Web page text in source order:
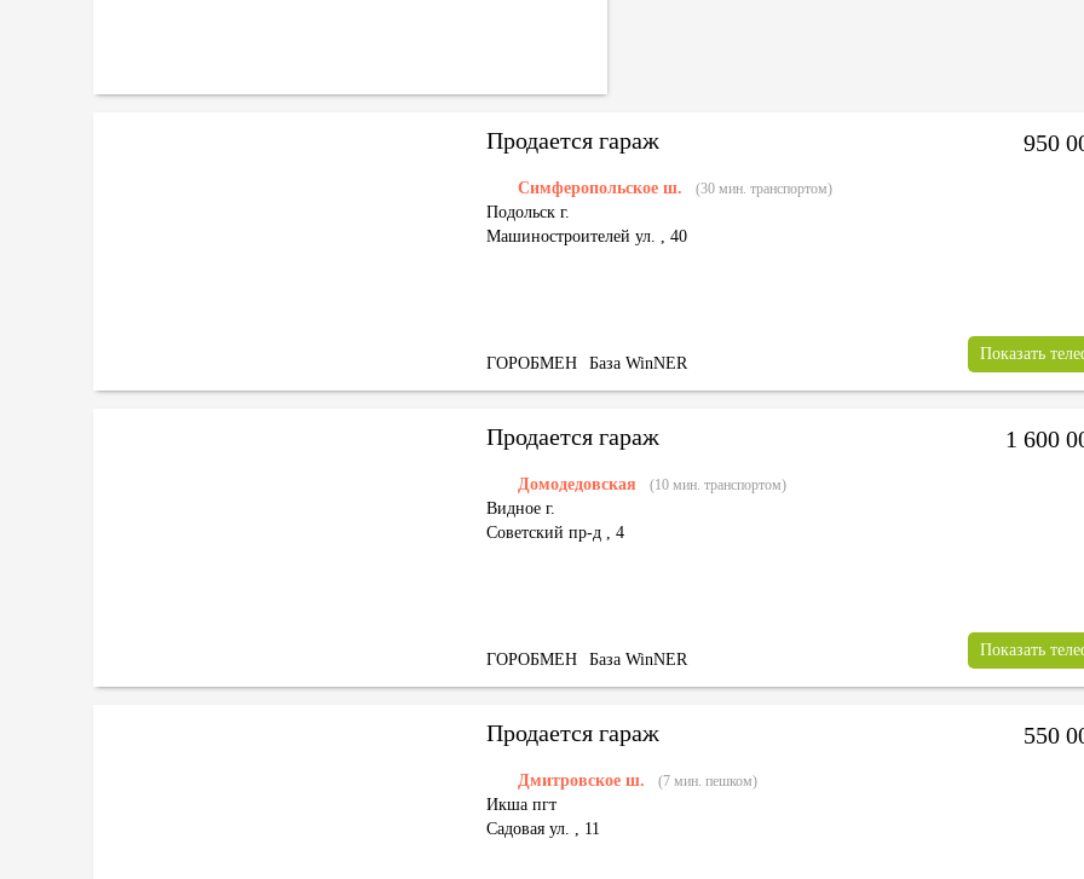
Продается гараж
Симферопольское ш. (30 мин. транспортом)
Подольск г.
Машиностроителей ул. , 40
950
ГОРОБМЕН База WinNER
Показать
Продается гараж
Домодедовская (10 мин. транспортом)
Видное г.
Советский пр-д , 4
1 600
ГОРОБМЕН База WinNER
Показать
Продается гараж
Дмитровское ш. (7 мин. пешком)
Икша пгт
Садовая ул. , 11
550